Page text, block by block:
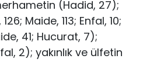
(Hadid, 27);
Mai­de, 113; Enfal, 10;
41; Hucurat, 7);
2); yakınlık ve ülfetin